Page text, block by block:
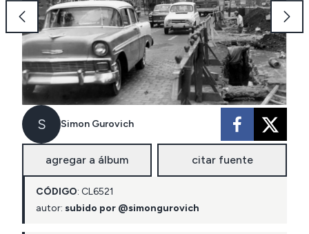
S Simon Gurovich
agregar a álbum citar fuente
CÓDIGO: CL6521
autor: subido por @simongurovich